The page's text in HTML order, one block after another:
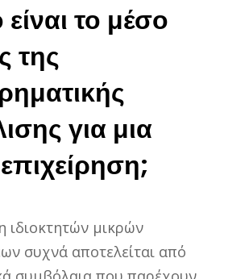
είναι το μέσο
της
για μια
ιδιοκτητών μικρών
συχνά αποτελείται από